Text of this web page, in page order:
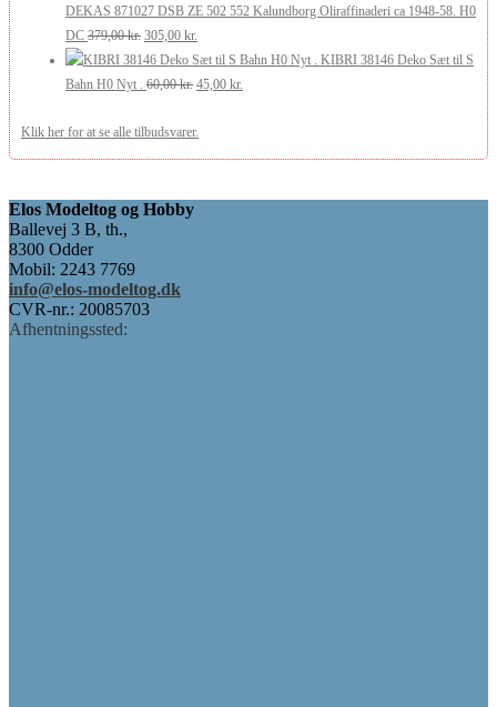
var:
379,00 kr..
er:
DEKAS 871027 DSB ZE 502 552 Kalundborg Oliraffinaderi ca 1948-58. H0
DC 379,00kr. Den
oprindelige
pris
379,00 kr..
305,00 kr.
aktuelle
pris
KIBRI 38146 Deko Sæt til S
Bahn H0 Nyt .
60,00kr. Den
pris
var:
45,00 kr.
er:
Klik her for at se alle tilbudsvarer.
Elos Modeltog og Hobby
Ballevej 3 B, th.,
8300 Odder
Mobil: 2243 7769
info@elos-modeltog.dk
CVR-nr.: 20085703
Afhentningssted: